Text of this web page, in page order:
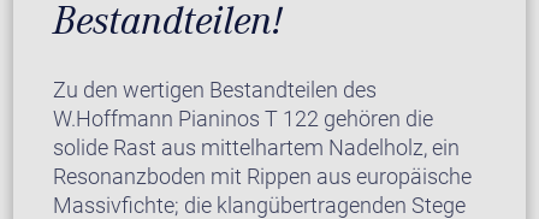
Bestandteilen!
Zu den wertigen Bestandteilen des
W.Hoffmann Pianinos T 122 gehören die
solide Rast aus mittelhartem Nadelholz, ein
Resonanzboden mit Rippen aus europäische
Massivfichte; die klangübertragenden Stege